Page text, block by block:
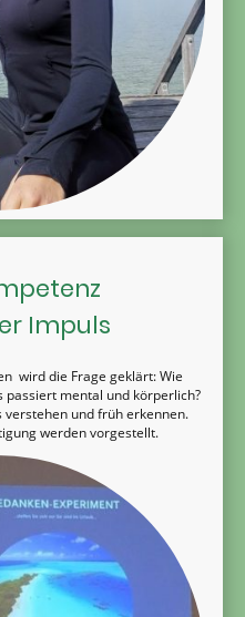
Impuls
wird die Frage geklärt: Wie
passiert mental und körperlich?
und früh erkennen.
werden vorgestellt.